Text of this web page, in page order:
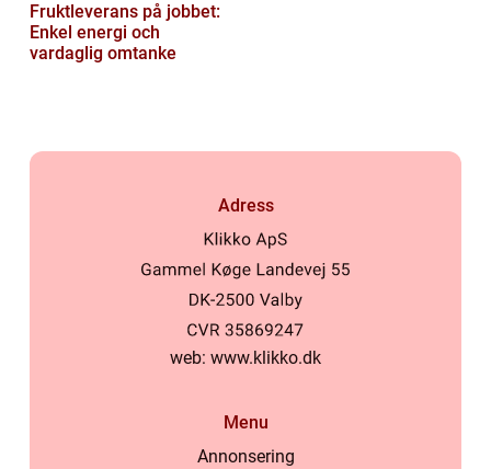
Fruktleverans på jobbet:
Enkel energi och
vardaglig omtanke
Adress
web: www.klikko.dk
Menu
Annonsering